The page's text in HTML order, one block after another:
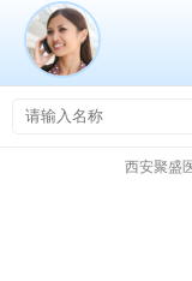
西安聚盛